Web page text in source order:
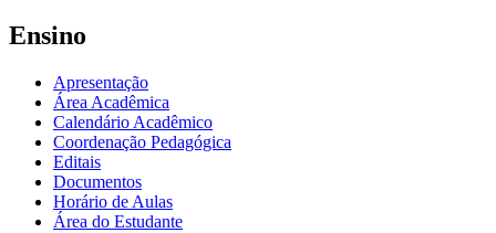
Ensino
Apresentação
Área Acadêmica
Calendário Acadêmico
Coordenação Pedagógica
Editais
Documentos
Horário de Aulas
Área do Estudante